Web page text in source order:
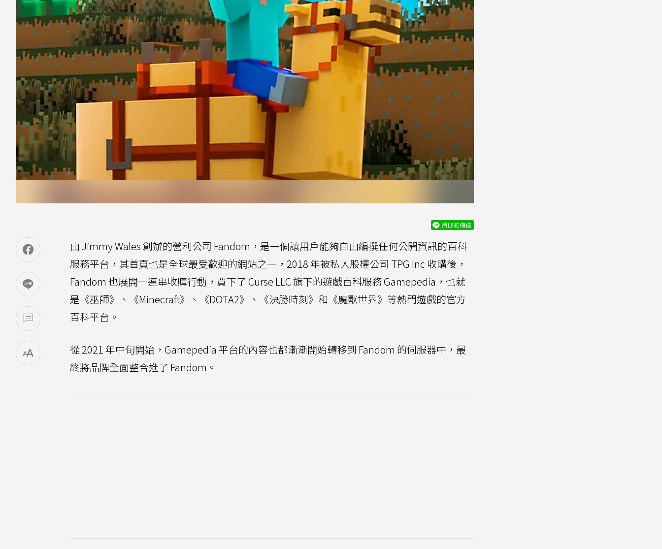
用LINE傳送
由 Jimmy Wales 創辦的營利公司 Fandom，是一個讓用戶能夠自由編撰任何公開資訊的百科
服務平台，其首頁也是全球最受歡迎的網站之一，2018 年被私人股權公司 TPG Inc 收購後，
Fandom 也展開一連串收購行動，買下了 Curse LLC 旗下的遊戲百科服務 Gamepedia，也就
是《巫師》、《Minecraft》、《DOTA2》、《決勝時刻》和《魔獸世界》等熱門遊戲的官方
百科平台。
從 2021 年中旬開始，Gamepedia 平台的內容也都漸漸開始轉移到 Fandom 的伺服器中，最
終將品牌全面整合進了 Fandom。